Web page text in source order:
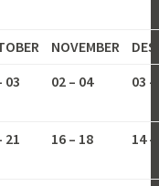
NOVEMBER
03 02 – 04 03
21 16 – 18 14